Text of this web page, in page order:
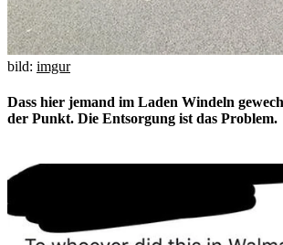
bild: imgur
Dass hier jemand im Laden Windeln
der Punkt. Die Entsorgung ist das Problem.